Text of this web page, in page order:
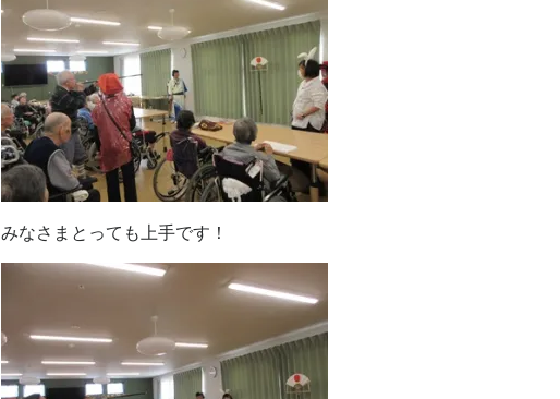
みなさまとっても上手です！